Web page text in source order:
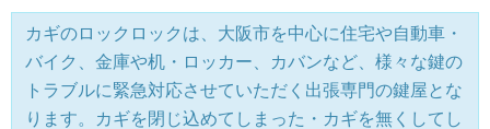
カギのロックロックは、大阪市を中心に住宅や自動車・
バイク、金庫や机・ロッカー、カバンなど、様々な鍵の
トラブルに緊急対応させていただく出張専門の鍵屋とな
ります。カギを閉じ込めてしまった・カギを無くしてし